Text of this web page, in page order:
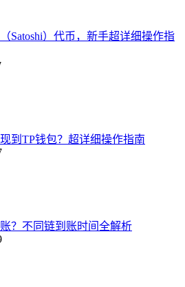
Satoshi）代币，新手超详细操作指
到TP钱包？超详细操作指南
？不同链到账时间全解析